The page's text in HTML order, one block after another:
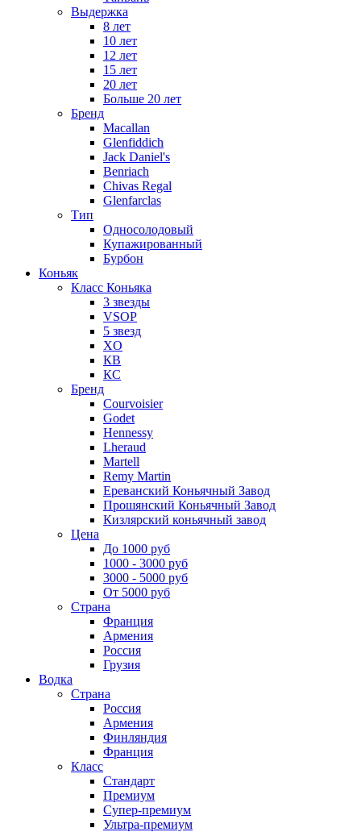
Выдержка
8 лет
10 лет
12 лет
15 лет
20 лет
Больше 20 лет
Бренд
Macallan
Glenfiddich
Jack Daniel's
Benriach
Chivas Regal
Glenfarclas
Тип
Односолодовый
Купажированный
Бурбон
Коньяк
Класс Коньяка
3 звезды
VSOP
5 звезд
XO
КВ
КС
Бренд
Courvoisier
Godet
Hennessy
Lheraud
Martell
Remy Martin
Ереванский Коньячный Завод
Прошянский Коньячный Завод
Кизлярский коньячный завод
Цена
До 1000 руб
1000 - 3000 руб
3000 - 5000 руб
От 5000 руб
Страна
Франция
Армения
Россия
Грузия
Водка
Страна
Россия
Армения
Финляндия
Франция
Класс
Стандарт
Премиум
Супер-премиум
Ультра-премиум